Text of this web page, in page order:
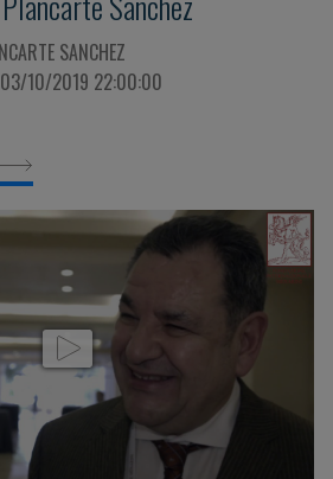
SANCHEZ
03/10/2019 22:00:00